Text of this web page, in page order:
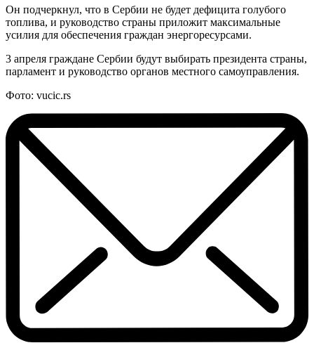
Он подчеркнул, что в Сербии не будет дефицита голубого
топлива, и руководство страны приложит максимальные
усилия для обеспечения граждан энергоресурсами.
3 апреля граждане Сербии будут выбирать президента страны,
парламент и руководство органов местного самоуправления.
Фото: vucic.rs